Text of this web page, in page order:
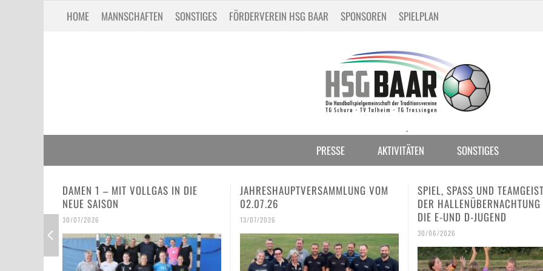
HOME MANNSCHAFTEN SONSTIGES FÖRDERVEREIN HSG BAAR SPONSOREN SPIELPLAN
.
PRESSE AKTIVITÄTEN SONSTIGES
JAHRESHAUPTVERSAMMLUNG VOM
02.07.26
13/07/2026
SPIEL, SPASS UND TEAMGEIST BEI D
ER HALLENÜBERNACHTUNG FÜR D
IE E-UND D-JUGEND
30/06/2026
DREI HSG-TALENTE BEIM
INTERNATIONALEN
IN SCHAFFHAUSEN
30/06/2026